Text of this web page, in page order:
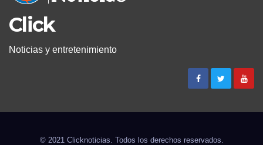
Click
Noticias y entretenimiento
© 2021 Clicknoticias. Todos los derechos reservados.